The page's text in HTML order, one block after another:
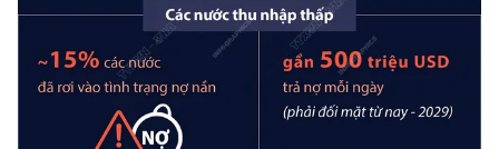
Infographic
Video Shorts video